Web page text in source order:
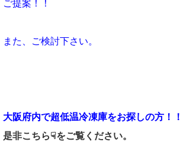
ご提案！！
また、ご検討下さい。
大阪府内で超低温冷凍庫をお探しの方！！
是非こちら☟をご覧ください。